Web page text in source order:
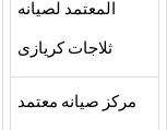
المعتمد لصيانه
ثلاجات كريازى
مركز صيانه معتمد